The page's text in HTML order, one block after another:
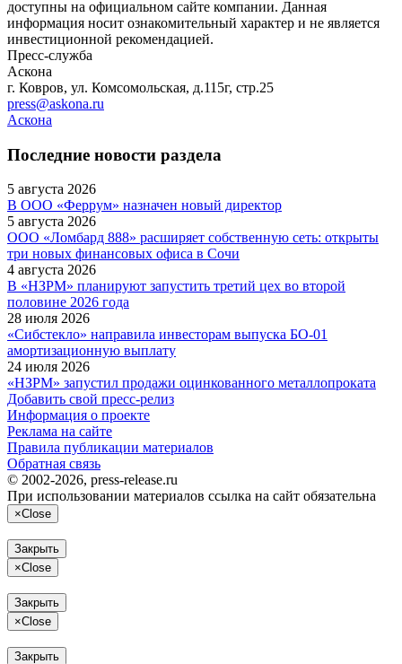
доступны на официальном сайте компании. Данная
информация носит ознакомительный характер и не является
инвестиционной рекомендацией.
Пресс-служба
Аскона
г. Ковров, ул. Комсомольская, д.115г, стр.25
press@askona.ru
Аскона
Последние новости раздела
5 августа 2026
В ООО «Феррум» назначен новый директор
5 августа 2026
ООО «Ломбард 888» расширяет собственную сеть: открыты
три новых финансовых офиса в Сочи
4 августа 2026
В «НЗРМ» планируют запустить третий цех во второй
половине 2026 года
28 июля 2026
«Сибстекло» направила инвесторам выпуска БО-01
амортизационную выплату
24 июля 2026
«НЗРМ» запустил продажи оцинкованного металлопроката
Добавить свой пресс-релиз
Информация о проекте
Реклама на сайте
Правила публикации материалов
Обратная связь
© 2002-2026, press-release.ru
При использовании материалов ссылка на сайт обязательна
×Close
Закрыть
×Close
Закрыть
×Close
Закрыть